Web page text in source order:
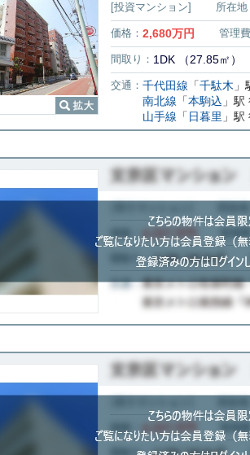
[投資マンション] 所在地
価格： 2,680万円 管理費
間取り： 1DK （27.85㎡）
交通： 千代田線 「千駄木
南北線 「本駒込 」
山手線 「 日暮里 」